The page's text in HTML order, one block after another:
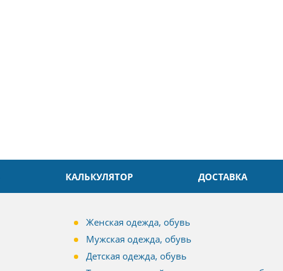
КАЛЬКУЛЯТОР ДОСТАВКА
Женская одежда, обувь
Мужская одежда, обувь
Детская одежда, обувь